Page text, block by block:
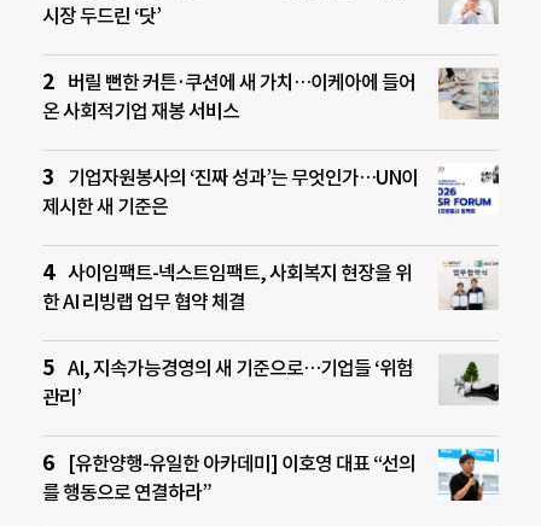
시장 두드린 ‘닷’
버릴 뻔한 커튼·쿠션에 새 가치…이케아에 들어
온 사회적기업 재봉 서비스
기업자원봉사의 ‘진짜 성과’는 무엇인가…UN이
제시한 새 기준은
사이임팩트-넥스트임팩트, 사회복지 현장을 위
한 AI 리빙랩 업무 협약 체결
AI, 지속가능경영의 새 기준으로…기업들 ‘위험
관리’
[유한양행-유일한 아카데미] 이호영 대표 “선의
를 행동으로 연결하라”